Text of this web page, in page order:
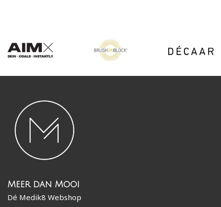
Meer dan Mooi
Dé Medik8 Webshop